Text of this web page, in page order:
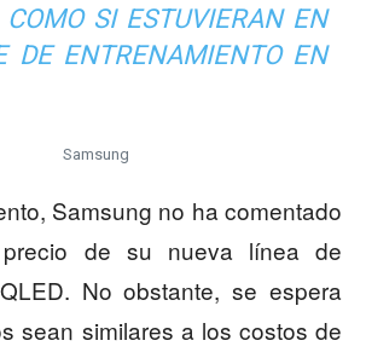
COMO SI ESTUVIERAN EN
DE ENTRENAMIENTO EN
Samsung
Samsung no ha comentado
de su nueva línea de
No obstante, se espera
sean similares a los costos de